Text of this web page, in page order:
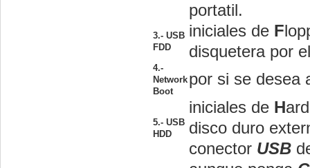
portatil.
3.- USB
FDD
iniciales de F
disquetera por
4.-
Network
Boot
por si se desea
5.- USB
HDD
iniciales de H
disco duro
conector USB